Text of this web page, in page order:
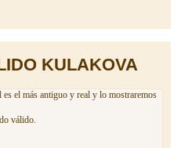
KULAKOVA
el más antiguo y real y lo mostraremos
válido.